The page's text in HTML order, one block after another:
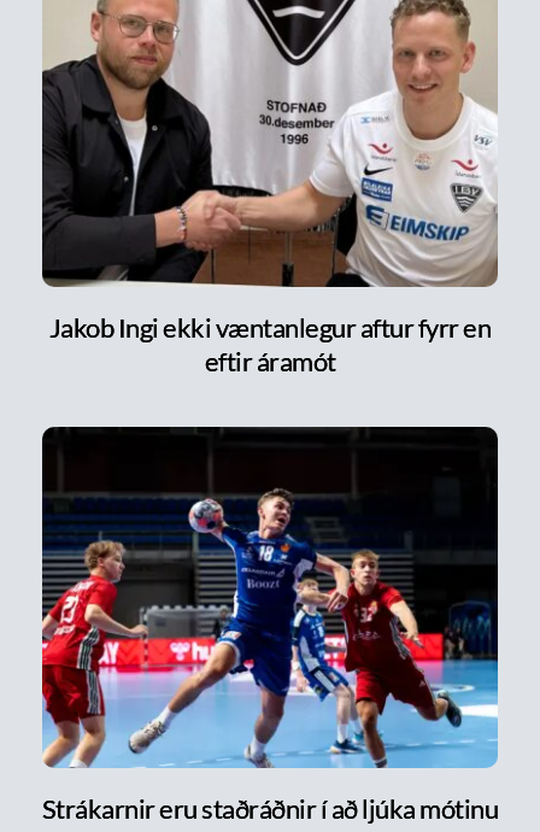
Jakob Ingi ekki væntanlegur aftur fyrr en
eftir áramót
Strákarnir eru staðráðnir í að ljúka mótinu